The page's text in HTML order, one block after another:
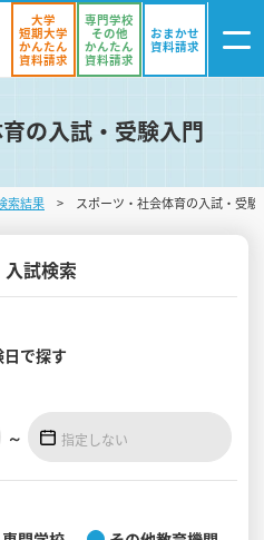
気になる 資料リスト
パスを探す
大学
短期大学
かんたん
資料請求
専門学校
その他
かんたん
資料請求
おまかせ
資料請求
の入試・受験入門
索結果 スポーツ・社会体育の入試・受験
入試検索
で探す
～